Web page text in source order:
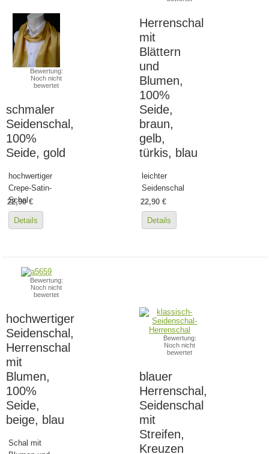
Bewertung:
Noch nicht
bewertet
schmaler
Seidenschal,
100%
Seide, gold
hochwertiger
Crepe-Satin-
Schal
22,90 €
Details
Herrenschal
mit
Blättern
und
Blumen,
100%
Seide,
braun,
gelb,
türkis, blau
leichter
Seidenschal
22,90 €
Details
Bewertung:
Noch nicht
bewertet
hochwertiger
Seidenschal,
Herrenschal
mit
Blumen,
100%
Seide,
beige, blau
Schal mit
Bewertung:
Noch nicht
bewertet
blauer
Herrenschal,
Seidenschal
mit
Streifen,
Kreuzen